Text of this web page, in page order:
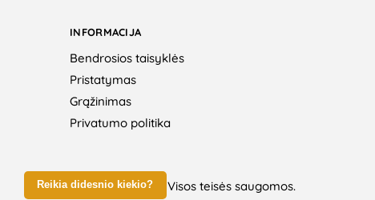
Reikia didesnio kiekio?
INFORMACIJA
Bendrosios taisyklės
Pristatymas
Grąžinimas
Privatumo politika
© 2026 IQ žaislai. Visos teisės saugomos.